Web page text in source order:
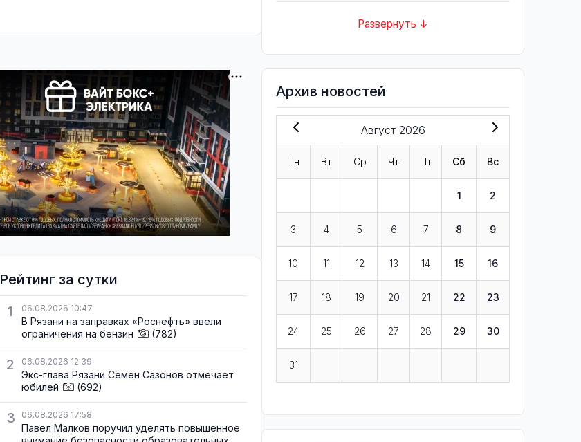
Рейтинг за сутки
1
06.08.2026 10:47
В Рязани на заправках «Роснефть» ввели
ограничения на бензин
(782)
2 06.08.2026 12:39
Экс-глава Рязани Семён Сазонов отмечает
юбилей
(692)
3 06.08.2026 17:58
Павел Малков поручил уделять повышенное
Развернуть ↓
Архив новостей
Август 2026
Пн Вт Ср Чт Пт Сб Вс
1 2
3 4 5 6 7 8 9
10 11 12 13 14 15 16
17 18 19 20 21 22 23
24 25 26 27 28 29 30
31